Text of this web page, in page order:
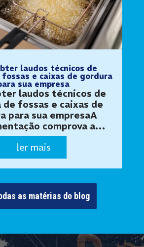
laudos técnicos de
e caixas de gordura
sua empresa
laudos técnicos de
de fossas e caixas de
para sua empresaA
comprova a
do serviço e a
dos resíduosOs
de limpeza de
e caixas de gordura
res…
ler mais
as matérias do blog